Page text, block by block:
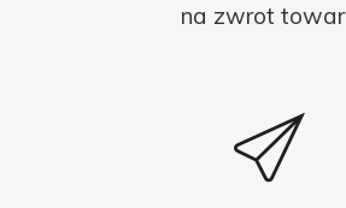
na zwrot